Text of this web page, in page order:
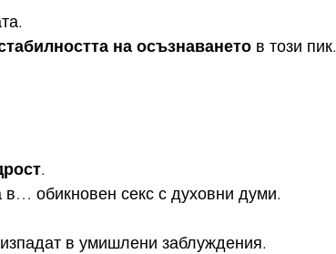
на осъзнаването в този пик.
.
обикновен секс с духовни думи.
в умишлени заблуждения.